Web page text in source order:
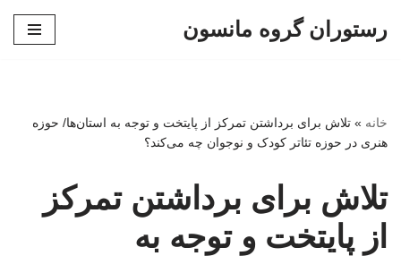
رستوران گروه مانسون
خانه » تلاش برای برداشتن تمرکز از پایتخت و توجه به استان‌ها/ حوزه
هنری در حوزه تئاتر کودک و نوجوان چه می‌کند؟
تلاش برای برداشتن تمرکز
از پایتخت و توجه به